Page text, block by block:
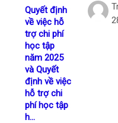
Quyết định
về việc hỗ
trợ chi phí
học tập
năm 2025
và Quyết
định về việc
hỗ trợ chi
phí học tập
h...